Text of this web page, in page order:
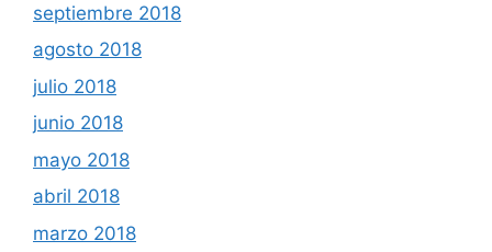
septiembre 2018
agosto 2018
julio 2018
junio 2018
mayo 2018
abril 2018
marzo 2018